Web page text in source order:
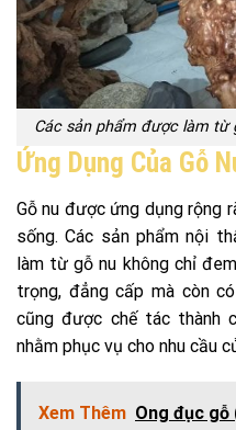
Các sản phẩm được làm từ
Ứng Dụng Của Gỗ
Gỗ nu được ứng dụng rộng
sống. Các sản phẩm nội
làm từ gỗ nu không chỉ
trọng, đẳng cấp mà còn
cũng được chế tác thành
nhằm phục vụ cho nhu cầu
Xem Thêm Ong đục